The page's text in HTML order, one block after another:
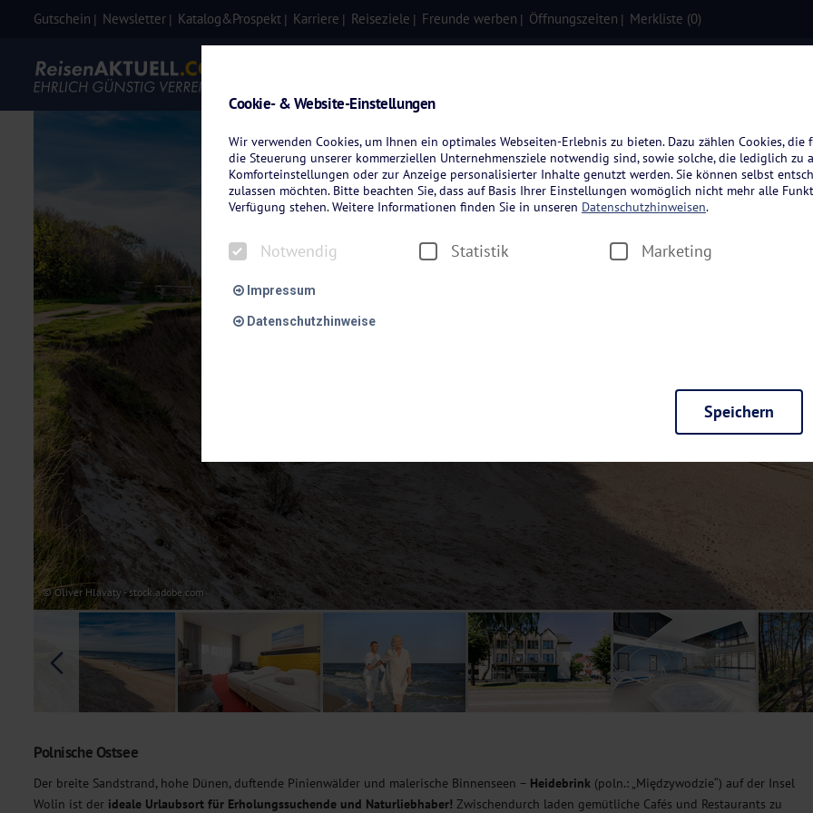
Gutschein Newsletter Katalog&Prospekt Karriere Reiseziele Freunde werben Öffnungszeiten Merkliste (0)
© Oliver Hlavaty - stock.adobe.com
Polnische Ostsee
Der breite Sandstrand, hohe Dünen, duftende Pinienwälder und malerische Binnenseen – Heidebrink (poln.: „Międzywodzie“) auf der Insel
Wolin ist der ideale Urlaubsort für Erholungssuchende und Naturliebhaber! Zwischendurch laden gemütliche Cafés und Restaurants zu
Cookie- & Website-Einstellungen
Wir verwenden Cookies, um Ihnen ein optimales Webseiten-Erlebnis zu bieten. Dazu zählen Cookies,
die Steuerung unserer kommerziellen Unternehmensziele notwendig sind, sowie solche, die lediglich zu
Komforteinstellungen oder zur Anzeige personalisierter Inhalte genutzt werden. Sie können selbst
zulassen möchten. Bitte beachten Sie, dass auf Basis Ihrer Einstellungen womöglich nicht mehr alle
Verfügung stehen. Weitere Informationen finden Sie in unseren Datenschutzhinweisen.
Notwendig Statistik Marketing
Impressum
Datenschutzhinweise
Diese Cookies sind für den Betrieb der Seite unbedingt notwendig und ermöglichen beispielsweise
möchten, um Ihnen unsere Dienste bei einem erneuten Besuch unserer Seite schneller zur Verfügung zu
Statistik
Um unser Angebot und unsere Webseite weiter zu verbessern, erfassen wir anonymisierte Daten für
dieser Cookies können wir beispielsweise die Besucherzahlen und den Effekt bestimmter Seiten unseres
unsere Inhalte optimieren. Wir nutzen hierfür Dienste von Google und Facebook. Durch diese Dienste
Übermittlung, der auf unsere Website erfassten Daten, kommen. Weitere Hinweise zu der Verarbeitung
Datenschutzhinweisen
. Sie können Ihre Einwilligung jederzeit in denCookie-Einstellungen
Marketing
Diese Cookies werden genutzt, um Ihnen personalisierte Inhalte, passend zu Ihren Interessen anzuzeigen.
Speichern